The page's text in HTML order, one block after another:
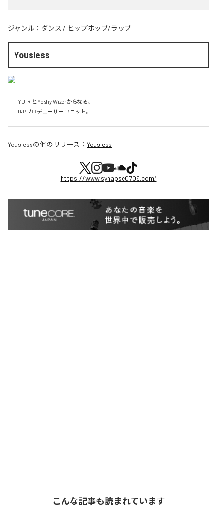
ジャンル： ダンス / ヒップホップ/ラップ
Yousless
YU-RIとYoshy Wizerからなる、
DJ/プロデューサー ユニット。
Youslessの他のリリース： Yousless
https://www.synapse0706.com/
こんな記事も読まれています